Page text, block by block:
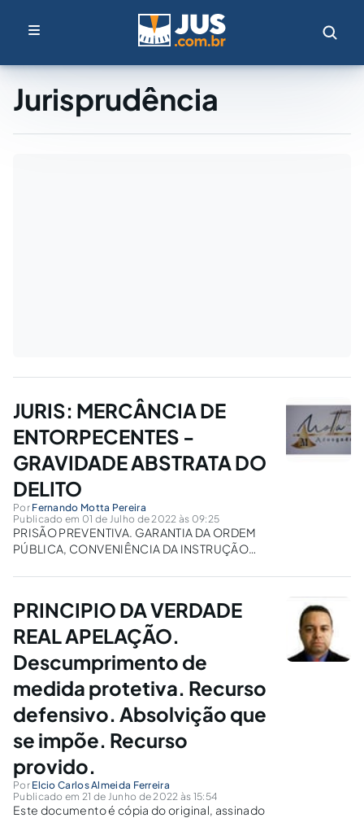
Jurisprudência
JURIS: MERCÂNCIA DE
ENTORPECENTES -
GRAVIDADE ABSTRATA DO
DELITO
Por Fernando Motta Pereira
Publicado em 01 de Julho de 2022 às 09:25
PRISÃO PREVENTIVA. GARANTIA DA ORDEM
PÚBLICA, CONVENIÊNCIA DA INSTRUÇÃO
PENAL. GRAVIDADE ABSTRATA DO CRIME E
PRINCIPIO DA VERDADE
REAL APELAÇÃO.
Descumprimento de
medida protetiva. Recurso
defensivo. Absolvição que
se impõe. Recurso
provido.
Por Elcio Carlos Almeida Ferreira
Publicado em 21 de Junho de 2022 às 15:54
Este documento é cópia do original, assinado